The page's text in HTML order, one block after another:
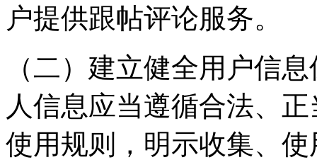
户提供跟帖评论服务。
（二）建立健全用户信
人信息应当遵循合法、
使用规则，明示收集、